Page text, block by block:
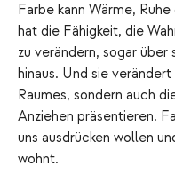
Farbe kann Wärme,
hat die Fähigkeit, die
zu verändern, sogar
hinaus. Und sie
Raumes, sondern auch
Anziehen präsentieren.
uns ausdrücken wollen
wohnt.